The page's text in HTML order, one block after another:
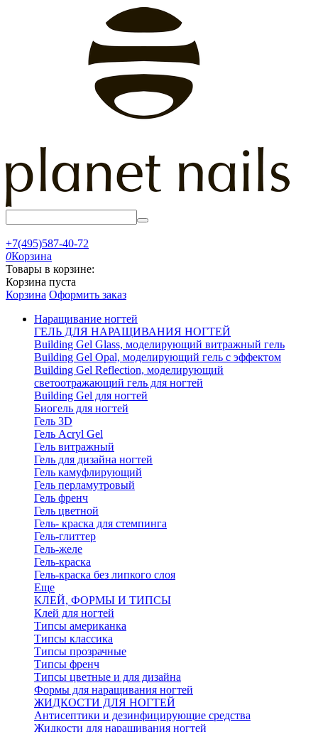
+7(495)587-40-72
0Корзина
Товары в корзине:
Корзина пуста
Корзина Оформить заказ
Наращивание ногтей
ГЕЛЬ ДЛЯ НАРАЩИВАНИЯ НОГТЕЙ
Building Gel Glass, моделирующий витражный гель
Building Gel Opal, моделирующий гель с эффектом
Building Gel Reflection, моделирующий
светоотражающий гель для ногтей
Building Gel для ногтей
Биогель для ногтей
Гель 3D
Гель Acryl Gel
Гель витражный
Гель для дизайна ногтей
Гель камуфлирующий
Гель перламутровый
Гель френч
Гель цветной
Гель- краска для стемпинга
Гель-глиттер
Гель-желе
Гель-краска
Гель-краска без липкого слоя
Еще
КЛЕЙ, ФОРМЫ И ТИПСЫ
Клей для ногтей
Типсы американка
Типсы классика
Типсы прозрачные
Типсы френч
Типсы цветные и для дизайна
Формы для наращивания ногтей
ЖИДКОСТИ ДЛЯ НОГТЕЙ
Антисептики и дезинфицирующие средства
Жидкости для наращивания ногтей